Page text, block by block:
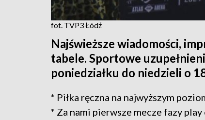
fot. TVP3 Łódź
Najświeższe wiadomości,
tabele. Sportowe
poniedziałku do niedzieli o
* Piłka ręczna na najwyższym
* Za nami pierwsze mecze fazy